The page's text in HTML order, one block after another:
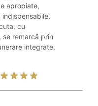
apropiate,
cu
se remarcă prin
integrate,